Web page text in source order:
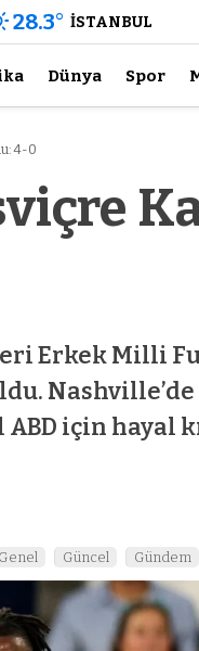
28.3° İSTANBUL
Dünya Spor
4-0
Erkek Milli
için hayal
Genel Güncel Gündem